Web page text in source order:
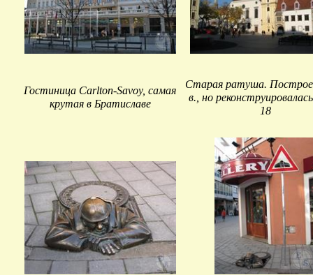
Гостиница Carlton-Savoy, самая
крутая в Братиславе
Старая ратуша.
в., но
18